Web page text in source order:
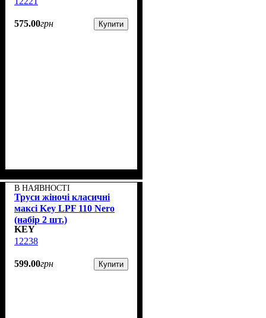
575.00грн Купити
В НАЯВНОСТІ
Труси жіночі класичні
максі Key LPF 110 Nero
(набір 2 шт.)
KEY
12238
599.00грн Купити